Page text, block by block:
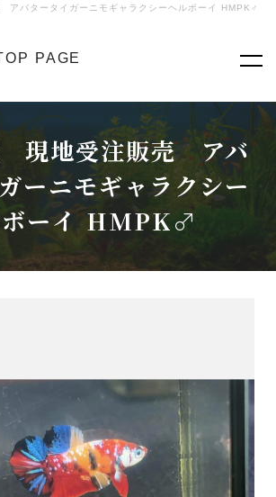
バタータイガーニモギャラクシーヘルボーイ HMPK♂
PAGE
現地受注販売 アバ
ーニモギャラクシー
ボーイ HMPK♂